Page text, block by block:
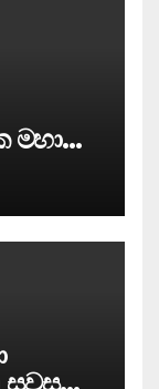
මහා
සවස